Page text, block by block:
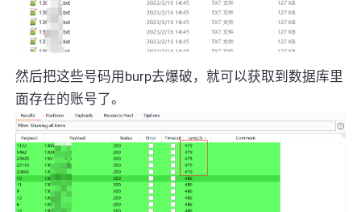
然后把这些号码用burp去爆破，就可以获取到数据库里
面存在的账号了。